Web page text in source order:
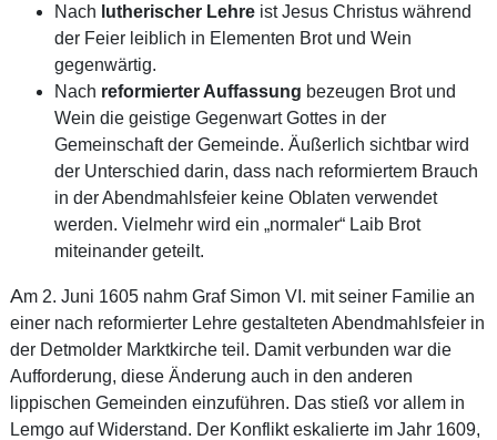
Nach lutherischer Lehre ist Jesus Christus während
der Feier leiblich in Elementen Brot und Wein
gegenwärtig.
Nach reformierter Auffassung bezeugen Brot und
Wein die geistige Gegenwart Gottes in der
Gemeinschaft der Gemeinde. Äußerlich sichtbar wird
der Unterschied darin, dass nach reformiertem Brauch
in der Abendmahlsfeier keine Oblaten verwendet
werden. Vielmehr wird ein „normaler“ Laib Brot
miteinander geteilt.
Am 2. Juni 1605 nahm Graf Simon VI. mit seiner Familie an
einer nach reformierter Lehre gestalteten Abendmahlsfeier in
der Detmolder Marktkirche teil. Damit verbunden war die
Aufforderung, diese Änderung auch in den anderen
lippischen Gemeinden einzuführen. Das stieß vor allem in
Lemgo auf Widerstand. Der Konflikt eskalierte im Jahr 1609,